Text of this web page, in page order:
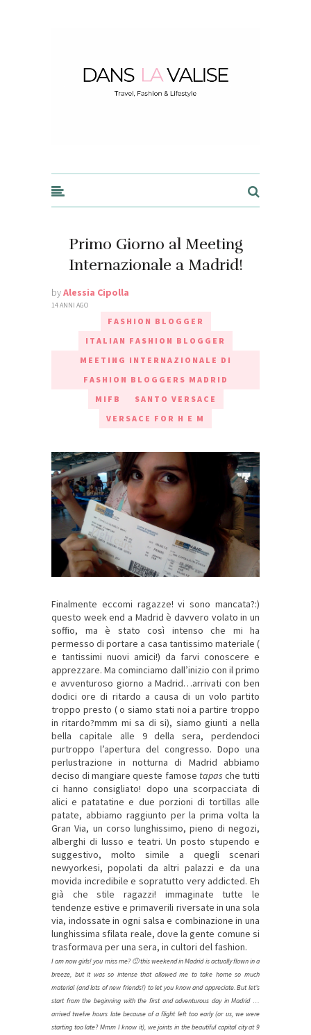
Primo Giorno al Meeting
Internazionale a Madrid!
byAlessia Cipolla
14 ANNI AGO
FASHION BLOGGER
ITALIAN FASHION BLOGGER
MEETING INTERNAZIONALE DI
FASHION BLOGGERS MADRID
MIFB
SANTO VERSACE
VERSACE FOR H E M
Finalmente eccomi ragazze! vi sono mancata?:)
questo week end a Madrid è davvero volato in un
soffio, ma è stato così intenso che mi ha
permesso di portare a casa tantissimo materiale (
e tantissimi nuovi amici!) da farvi conoscere e
apprezzare. Ma cominciamo dall’inizio con il primo
e avventuroso giorno a Madrid…arrivati con ben
dodici ore di ritardo a causa di un volo partito
troppo presto ( o siamo stati noi a partire troppo
in ritardo?mmm mi sa di si), siamo giunti a nella
bella capitale alle 9 della sera, perdendoci
purtroppo l’apertura del congresso. Dopo una
perlustrazione in notturna di Madrid abbiamo
deciso di mangiare queste famose tapas che tutti
ci hanno consigliato! dopo una scorpacciata di
alici e patatatine e due porzioni di tortillas alle
patate, abbiamo raggiunto per la prima volta la
Gran Via, un corso lunghissimo, pieno di negozi,
alberghi di lusso e teatri. Un posto stupendo e
suggestivo, molto simile a quegli scenari
newyorkesi, popolati da altri palazzi e da una
movida incredibile e sopratutto very addicted. Eh
già che stile ragazzi! immaginate tutte le
tendenze estive e primaverili riversate in una sola
via, indossate in ogni salsa e combinazione in una
lunghissima sfilata reale, dove la gente comune si
trasformava per una sera, in cultori del fashion.
I am now girls! you miss me? 🙂 this weekend in Madrid is actually flown in a
breeze, but it was so intense that allowed me to take home so much
material (and lots of new friends!) to let you know and appreciate. But let’s
start from the beginning with the first and adventurous day in Madrid …
arrived twelve hours late because of a flight left too early (or us, we were
starting too late? Mmm I know it), we joints in the beautiful capital city at 9